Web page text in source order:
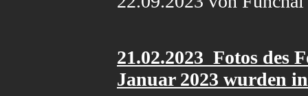
21.02.2023 Fotos des
Januar 2023 wurden